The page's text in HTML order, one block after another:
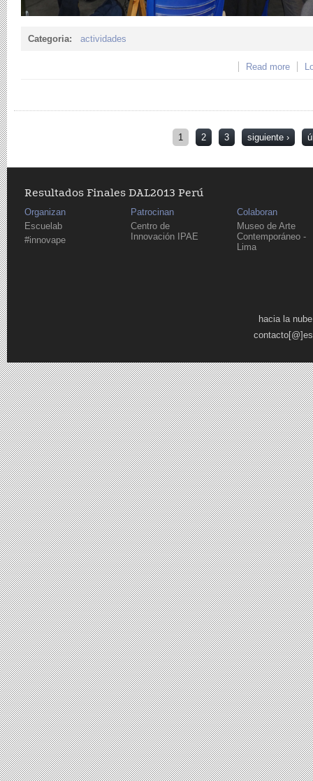
Categoria: actividades
Read more
1 2 3 siguiente ›
Resultados Finales DAL2013 Perú
Organizan
Escuelab
#innovape
Patrocinan
Centro de
Innovación IPAE
Colaboran
Museo de Arte
Contemporáneo -
Lima
hacia la